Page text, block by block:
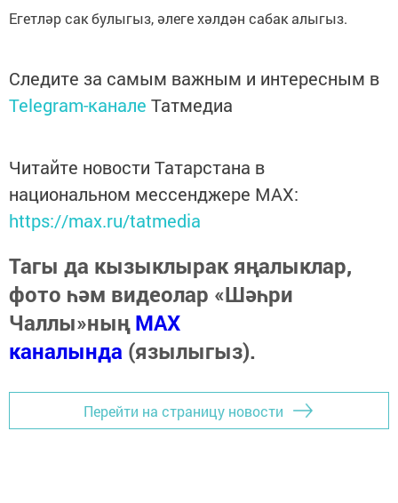
Егетләр сак булыгыз, әлеге хәлдән сабак алыгыз.
Следите за самым важным и интересным в
Telegram-канале Татмедиа
Читайте новости Татарстана в
национальном мессенджере MАХ:
https://max.ru/tatmedia
Тагы да кызыклырак яңалыклар,
фото һәм видеолар «Шәһри
Чаллы»ныңMAX
каналында (язылыгыз).
Перейти на страницу новости